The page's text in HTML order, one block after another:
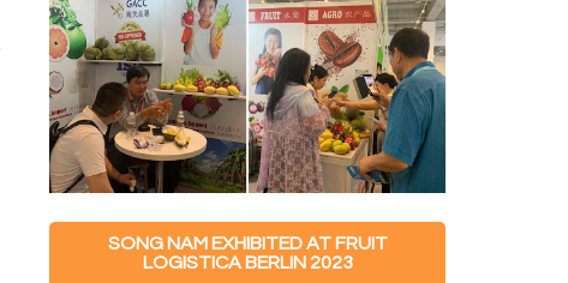
SONG NAM EXHIBITED AT FRUIT
LOGISTICA BERLIN 2023